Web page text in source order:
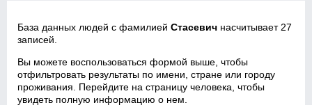
База данных людей с фамилиейСтасевич насчитывает 27
записей.
Вы можете воспользоваться формой выше, чтобы
отфильтровать результаты по имени, стране или городу
проживания. Перейдите на страницу человека, чтобы
увидеть полную информацию о нем.